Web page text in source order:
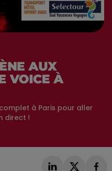
AUX
VOICE À
à Paris pour aller
direct !